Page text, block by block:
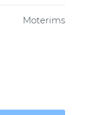
Moterims